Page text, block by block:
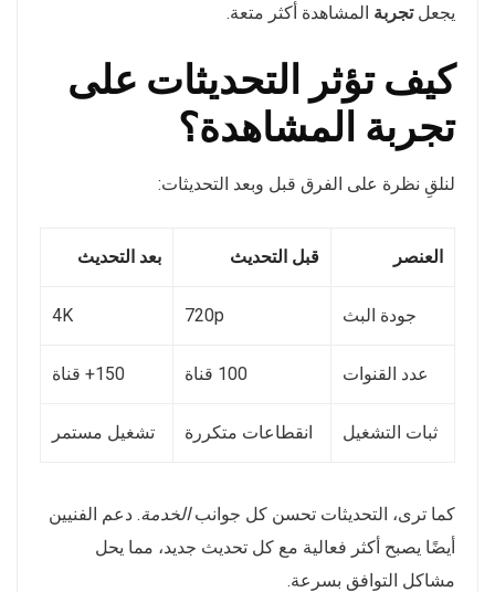
يجعلتجربة المشاهدة أكثر متعة.
كيف تؤثر التحديثات على
تجربة المشاهدة؟
لنلقِ نظرة على الفرق قبل وبعد التحديثات:
العنصر قبل التحديث بعد التحديث
جودة البث 720p
4K
عدد القنوات 100 قناة 150+ قناة
ثبات التشغيل انقطاعات متكررة تشغيل مستمر
كما ترى، التحديثات تحسن كل جوانبالخدمة. دعم الفنيين
أيضًا يصبح أكثر فعالية مع كل تحديث جديد، مما يحل
مشاكل التوافق بسرعة.